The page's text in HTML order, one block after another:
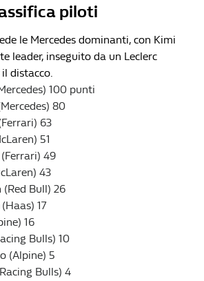
piloti
le Mercedes dominanti, con Kimi
leader, inseguito da un Leclerc
distacco.
100 punti
80
63
51
49
43
(Red Bull) 26
17
16
Bulls) 10
(Alpine) 5
Bulls) 4